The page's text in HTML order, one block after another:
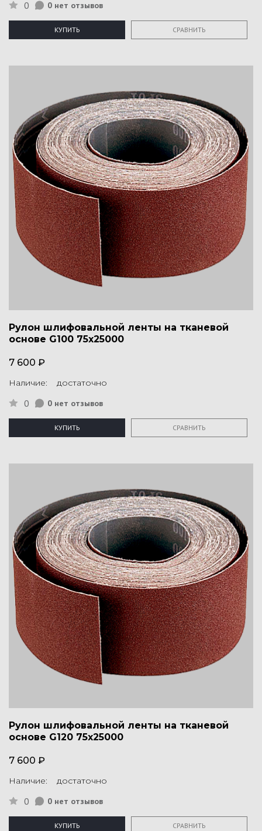
0 0 нет отзывов
КУПИТЬ СРАВНИТЬ
Рулон шлифовальной ленты на тканевой
основе G100 75х25000
7 600 ₽
Наличие: достаточно
0 0 нет отзывов
КУПИТЬ СРАВНИТЬ
Рулон шлифовальной ленты на тканевой
основе G120 75х25000
7 600 ₽
Наличие: достаточно
0 0 нет отзывов
КУПИТЬ СРАВНИТЬ